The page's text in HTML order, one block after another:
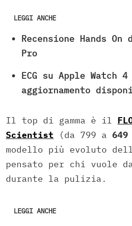
LEGGI ANCHE
Recensione Hands On
Pro
ECG su Apple Watch
aggiornamento
Il top di gamma è il
Scientist (da 799 a
modello più evoluto
pensato per chi vuole
durante la pulizia.
LEGGI ANCHE